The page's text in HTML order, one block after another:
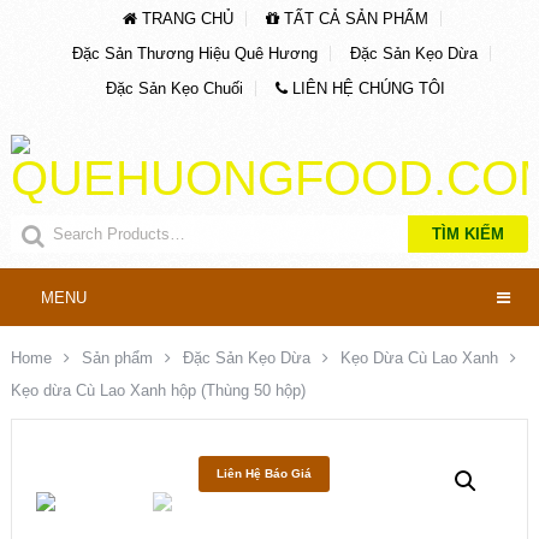
TRANG CHỦ
TẤT CẢ SẢN PHẨM
Đặc Sản Thương Hiệu Quê Hương
Đặc Sản Kẹo Dừa
Đặc Sản Kẹo Chuối
LIÊN HỆ CHÚNG TÔI
TÌM KIẾM
MENU
Home Sản phẩm Đặc Sản Kẹo Dừa
Kẹo Dừa Cù Lao Xanh
Kẹo dừa Cù Lao Xanh hộp (Thùng 50 hộp)
Liên Hệ Báo Giá